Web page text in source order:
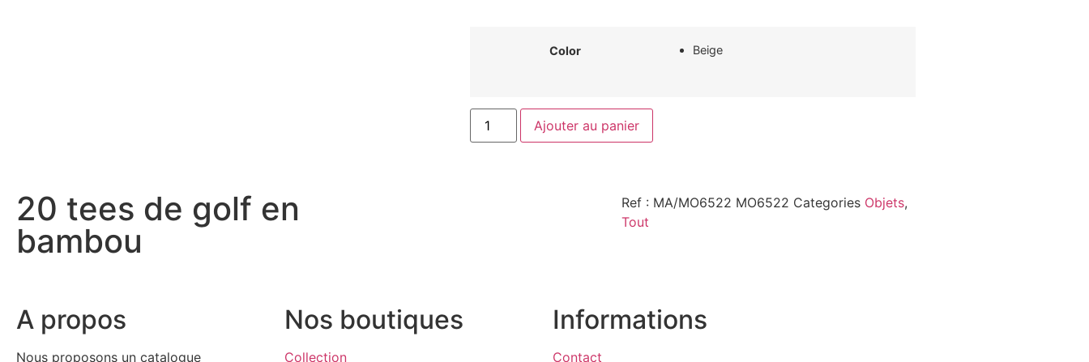
Color Beige
Ajouter au panier
20 tees de golf en
bambou
Ref : MA/MO6522 MO6522 Categories Objets,
Tout
A propos
Nous proposons un catalogue
Nos boutiques
Collection
Informations
Contact